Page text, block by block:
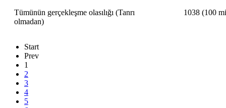
Tümünün gerçekleşme olasılığı (Tanrı
olmadan)
1038 (100
Start
Prev
1
2
3
4
5